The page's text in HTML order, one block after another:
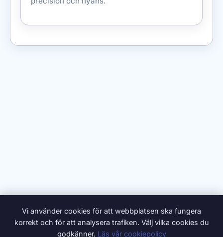
Vi använder cookies för att webbplatsen ska fungera
korrekt och för att analysera trafiken. Välj vilka cookies du
godkänner. Läs vår cookiepolicy